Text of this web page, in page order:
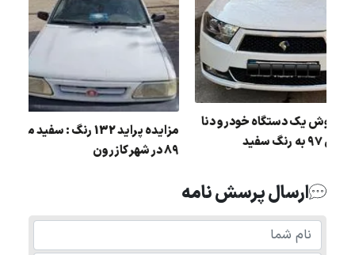
مزایده
89 در شهر کازرون
مزایده فروش یک دستگاه خودرو دنا
پلاس مدل 97 به رنگ سفید
ارسال پرسش نامه